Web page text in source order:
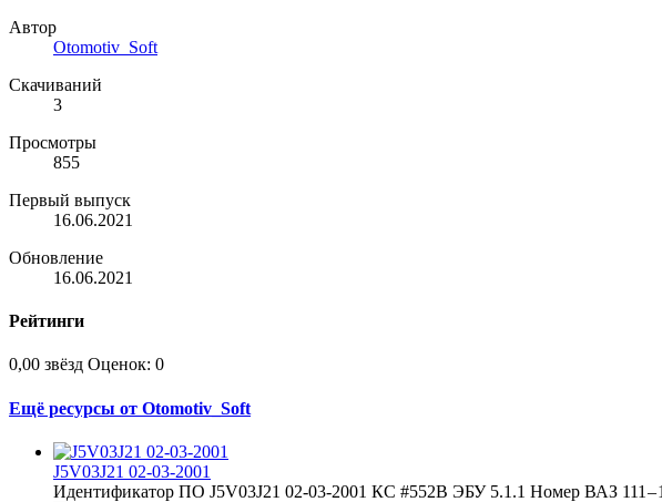
Автор
Otomotiv_Soft
Скачиваний
3
Просмотры
855
Первый выпуск
16.06.2021
Обновление
16.06.2021
Рейтинги
0,00 звёзд Оценок: 0
Ещё ресурсы от Otomotiv_Soft
J5V03J21 02-03-2001
Идентификатор ПО J5V03J21 02-03-2001 КС #552B ЭБУ 5.1.1 Номер ВАЗ 111 –